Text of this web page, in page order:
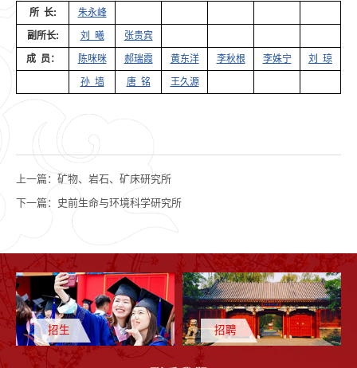
所 长: 朱永峰
副所长: 刘 曦 张贵宾
成 员： 陈咪咪 郝瑞霞 黄东洋 李秋根 李姝宁 刘 琼
孙 墙 唐 铭 王久源
上一篇： 矿物、岩石、矿床研究所
下一篇： 史前生命与环境科学研究所
招生 招聘